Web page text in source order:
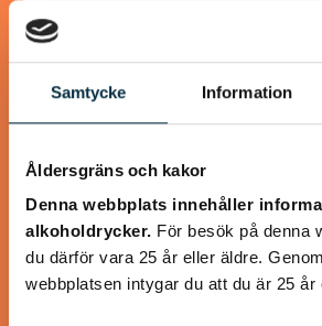
Samtycke Information
Åldersgräns och kakor
Denna webbplats innehåller
alkoholdrycker. För besök på denna
du därför vara 25 år eller äldre.
webbplatsen intygar du att du är 25 år
Räksoppa med
@mumsan